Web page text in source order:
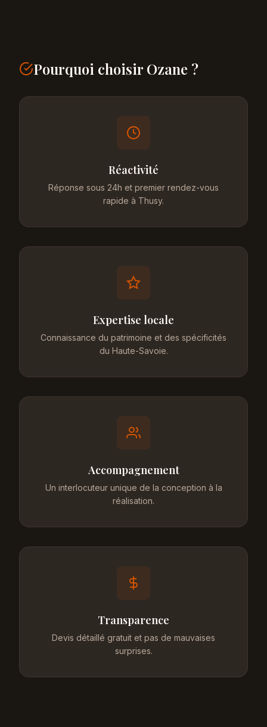
Pourquoi choisir Ozane ?
Réactivité
Réponse sous 24h et premier rendez-vous
rapide à Thusy.
Expertise locale
Connaissance du patrimoine et des spécificités
du Haute-Savoie.
Accompagnement
Un interlocuteur unique de la conception à la
réalisation.
Transparence
Devis détaillé gratuit et pas de mauvaises
surprises.